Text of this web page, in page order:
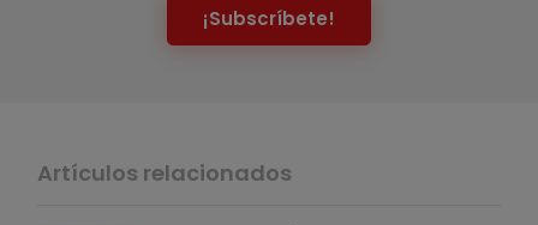
¡Subscríbete!
Artículos relacionados